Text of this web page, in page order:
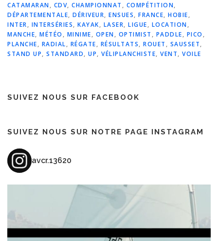
CATAMARAN, CDV, CHAMPIONNAT , COMPÉTITION,
DÉPARTEMENTALE, DÉRIVEUR, ENSUES, FRANCE, HOBIE,
INTER, INTERSÉRIES, KAYAK, LASER, LIGUE, LOCATION,
MANCHE, MÉTÉO , MINIME, OPEN, OPTIMIST , PADDLE, PICO ,
PLANCHE, RADIAL, RÉGATE, RÉSULTATS, ROUET , SAUSSET,
STAND UP, STANDARD, UP, VÉLIPLANCHISTE, VENT, VOILE
SUIVEZ NOUS SUR FACEBOOK
SUIVEZ NOUS SUR NOTRE PAGE INSTAGRAM
avcr.13620